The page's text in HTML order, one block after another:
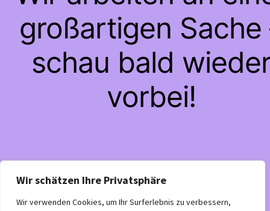
Wir schätzen Ihre Privatsphäre
Wir verwenden Cookies, um Ihr Surferlebnis zu verbessern,
großartigen Sache
schau bald
vorbei!